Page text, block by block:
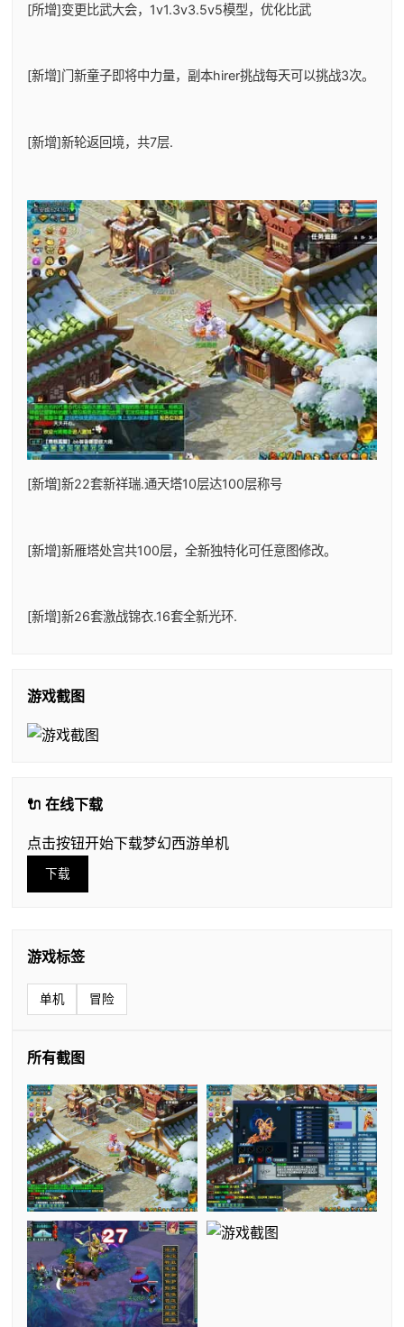
[所增]变更比武大会，1v1.3v3.5v5模型，优化比武
[新增]门新童子即将中力量，副本hirer挑战每天可以挑战3次。
[新增]新轮返回境，共7层.
[新増]新22套新祥瑞.通天塔10层达100层称号
[新增]新雁塔处宫共100层，全新独特化可任意图修改。
[新增]新26套激战锦衣.16套全新光环.
游戏截图
🔌 在线下载
点击按钮开始下载梦幻西游单机
下载
游戏标签
单机 冒险
所有截图